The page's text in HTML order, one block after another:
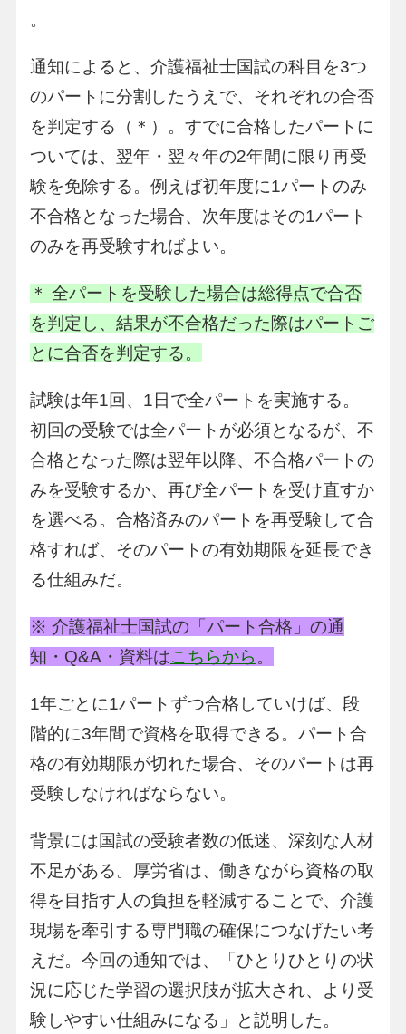
。
通知によると、介護福祉士国試の科目を3つ
のパートに分割したうえで、それぞれの合否
を判定する（＊）。すでに合格したパートに
ついては、翌年・翌々年の2年間に限り再受
験を免除する。例えば初年度に1パートのみ
不合格となった場合、次年度はその1パート
のみを再受験すればよい。
＊ 全パートを受験した場合は総得点で合否
を判定し、結果が不合格だった際はパートご
とに合否を判定する。
試験は年1回、1日で全パートを実施する。
初回の受験では全パートが必須となるが、不
合格となった際は翌年以降、不合格パートの
みを受験するか、再び全パートを受け直すか
を選べる。合格済みのパートを再受験して合
格すれば、そのパートの有効期限を延長でき
る仕組みだ。
※ 介護福祉士国試の「パート合格」の通
知・Q&A・資料はこちらから 。
1年ごとに1パートずつ合格していけば、段
階的に3年間で資格を取得できる。パート合
格の有効期限が切れた場合、そのパートは再
受験しなければならない。
背景には国試の受験者数の低迷、深刻な人材
不足がある。厚労省は、働きながら資格の取
得を目指す人の負担を軽減することで、介護
現場を牽引する専門職の確保につなげたい考
えだ。今回の通知では、「ひとりひとりの状
況に応じた学習の選択肢が拡大され、より受
験しやすい仕組みになる」と説明した。